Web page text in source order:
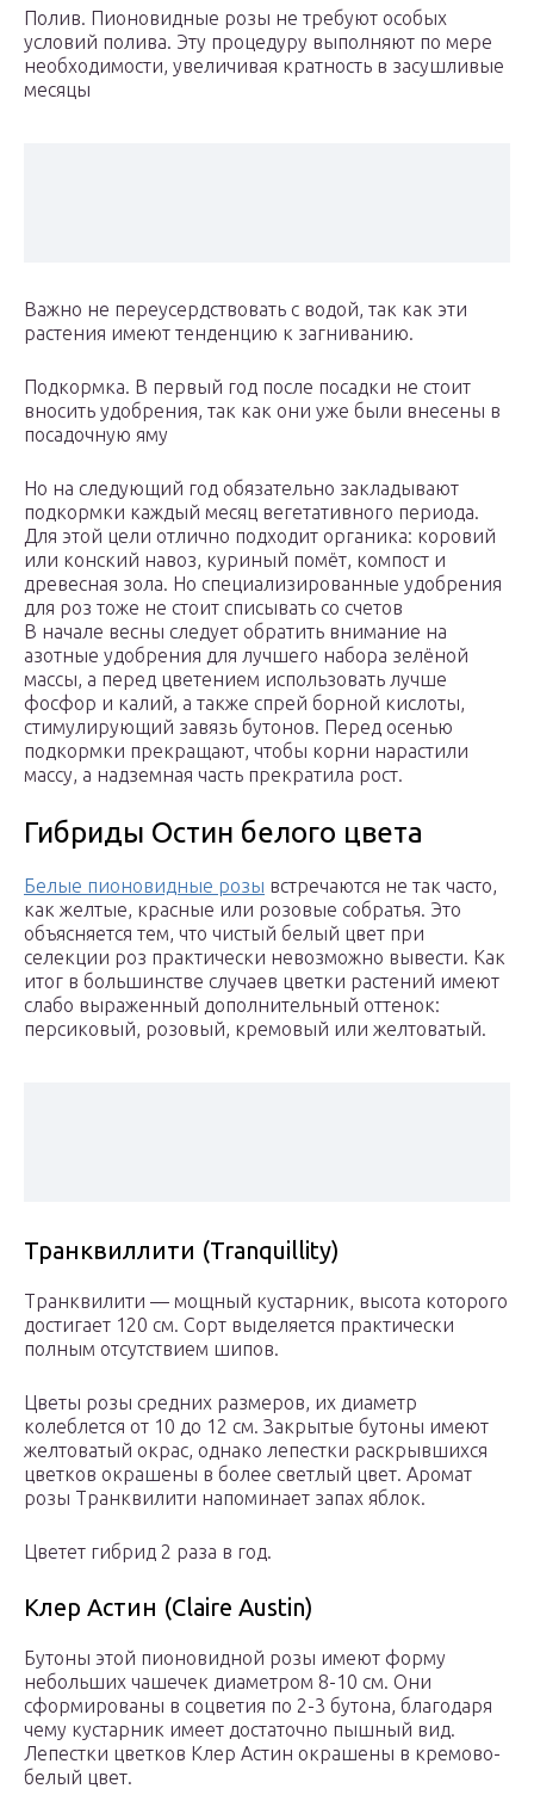
Полив. Пионовидные розы не требуют особых
условий полива. Эту процедуру выполняют по мере
необходимости, увеличивая кратность в засушливые
месяцы
Важно не переусердствовать с водой, так как эти
растения имеют тенденцию к загниванию.
Подкормка. В первый год после посадки не стоит
вносить удобрения, так как они уже были внесены в
посадочную яму
Но на следующий год обязательно закладывают
подкормки каждый месяц вегетативного периода.
Для этой цели отлично подходит органика: коровий
или конский навоз, куриный помёт, компост и
древесная зола. Но специализированные удобрения
для роз тоже не стоит списывать со счетов
В начале весны следует обратить внимание на
азотные удобрения для лучшего набора зелёной
массы, а перед цветением использовать лучше
фосфор и калий, а также спрей борной кислоты,
стимулирующий завязь бутонов. Перед осенью
подкормки прекращают, чтобы корни нарастили
массу, а надземная часть прекратила рост.
Гибриды Остин белого цвета
Белые пионовидные розы встречаются не так часто,
как желтые, красные или розовые собратья. Это
объясняется тем, что чистый белый цвет при
селекции роз практически невозможно вывести. Как
итог в большинстве случаев цветки растений имеют
слабо выраженный дополнительный оттенок:
персиковый, розовый, кремовый или желтоватый.
Транквиллити (Tranquillity)
Транквилити — мощный кустарник, высота которого
достигает 120 см. Сорт выделяется практически
полным отсутствием шипов.
Цветы розы средних размеров, их диаметр
колеблется от 10 до 12 см. Закрытые бутоны имеют
желтоватый окрас, однако лепестки раскрывшихся
цветков окрашены в более светлый цвет. Аромат
розы Транквилити напоминает запах яблок.
Цветет гибрид 2 раза в год.
Клер Астин (Claire Austin)
Бутоны этой пионовидной розы имеют форму
небольших чашечек диаметром 8-10 см. Они
сформированы в соцветия по 2-3 бутона, благодаря
чему кустарник имеет достаточно пышный вид.
Лепестки цветков Клер Астин окрашены в кремово-
белый цвет.